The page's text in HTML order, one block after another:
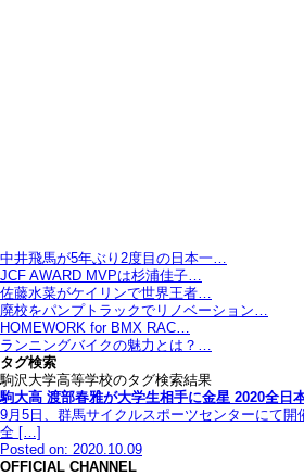
中井飛馬が5年ぶり2度目の日本一…
JCF AWARD MVPは杉浦佳子…
佐藤水菜がケイリンで世界王者…
廃校をパンプトラックでリノベーション…
HOMEWORK for BMX RAC…
ランニングバイクの魅力とは？…
タグ検索
駒沢大学高等学校のタグ検索結果
駒大高 渡部春雅が大学生相手に金星 2020全日
9月5日、群馬サイクルスポーツセンターにて
全 […]
Posted on: 2020.10.09
OFFICIAL CHANNEL